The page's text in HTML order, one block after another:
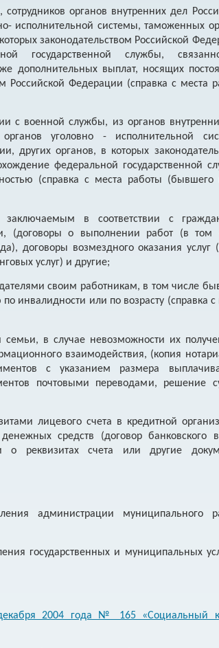
органов внутренних дел
исполнительной системы, таможенных
законодательством Российской
государственной службы,
дополнительных выплат, носящих
Российской Федерации (справка с места
с военной службы, из органов
уголовно - исполнительной
других органов, в которых
федеральной государственной
(справка с места работы (бывшего
в соответствии с
(договоры о выполнении работ (в том
договоры возмездного оказания услуг
услуг) и другие;
своим работникам, в том числе
инвалидности или по возрасту (справка с
в случае невозможности их
взаимодействия, (копия
с указанием размера
почтовыми переводами, решение
лицевого счета в кредитной
средств (договор банковского
о реквизитах счета или другие
администрации муниципального
государственных и муниципальных
2004 года № 165 «Социальный